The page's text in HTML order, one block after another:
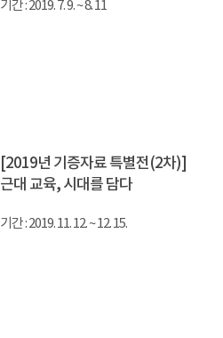
기간 : 2019. 7. 9. ~ 8. 11
[2019년 기증자료 특별전(2차)]
근대 교육, 시대를 담다
기간 : 2019. 11. 12. ~ 12. 15.